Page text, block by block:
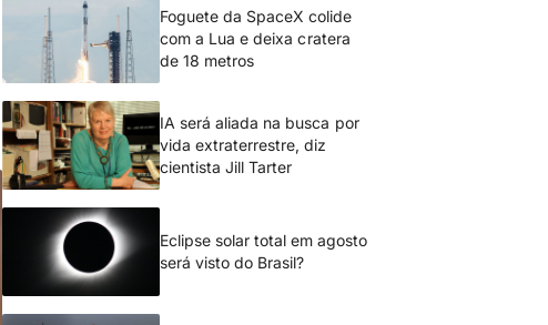
Foguete da SpaceX colide
com a Lua e deixa cratera
de 18 metros
IA será aliada na busca por
vida extraterrestre, diz
cientista Jill Tarter
Eclipse solar total em agosto
será visto do Brasil?